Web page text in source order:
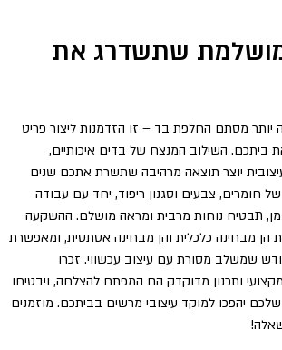
שתשדרג את
יותר מסתם החלפת בד – זו הזדמנות ליצור פריט
ביתכם. השילוב המנצח של בדים איכותיים,
עיצובית יוצר תוצאה מרהיבה שתשרת אתכם שנים
חומרים, צבעים וסגנון ריפוד, יחד עם עבודה
תבטיח נוחות מרבית ומראה מושלם. ההשקעה
הן מבחינה כלכלית והן מבחינה אסתטית, ומאפשרת
שמשלב מסורת עם עיצוב עכשווי. זכרו
ותכנון מדוקדק הם המפתח להצלחה, ויבטיחו
יהפכו למוקד עיצובי מרשים בביתכם. מוזמנים